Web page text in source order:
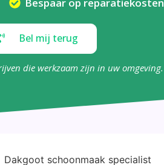
Bel mij terug
die werkzaam zijn in uw omgeving.